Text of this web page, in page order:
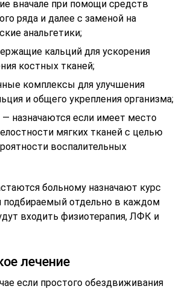
вначале при помощи средств
ряда и далее с заменой на
анальгетики;
кальций для ускорения
костных тканей;
комплексы для улучшения
и общего укрепления организма;
— назначаются если имеет место
мягких тканей с целью
воспалительных
больному назначают курс
подбираемый отдельно в каждом
входить физиотерапия, ЛФК и
лечение
если простого обездвиживания